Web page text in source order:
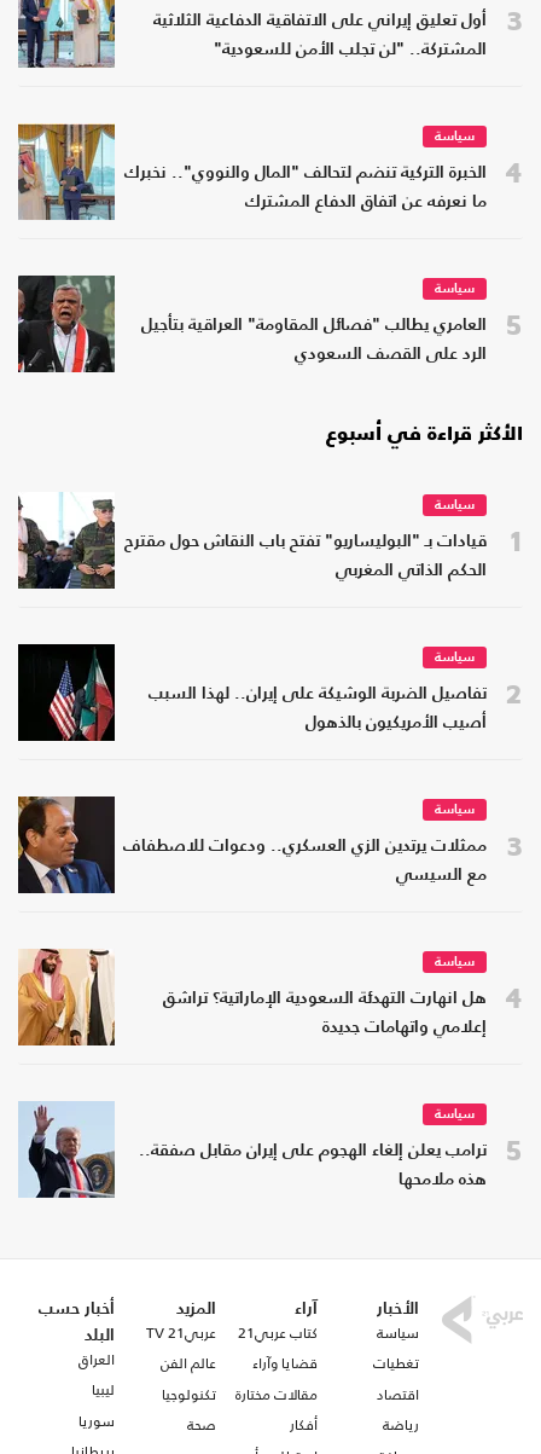
3
أول تعليق إيراني على الاتفاقية الدفاعية الثلاثية
المشتركة.. "لن تجلب الأمن للسعودية"
4
سياسة
الخبرة التركية تنضم لتحالف "المال والنووي".. نخبرك
ما نعرفه عن اتفاق الدفاع المشترك
5
سياسة
العامري يطالب "فصائل المقاومة" العراقية بتأجيل
الرد على القصف السعودي
الأكثر قراءة في أسبوع
1
سياسة
قيادات بـ "البوليساريو" تفتح باب النقاش حول مقترح
الحكم الذاتي المغربي
2
سياسة
تفاصيل الضربة الوشيكة على إيران.. لهذا السبب
أصيب الأمريكيون بالذهول
3
سياسة
ممثلات يرتدين الزي العسكري.. ودعوات للاصطفاف
مع السيسي
4
سياسة
هل انهارت التهدئة السعودية الإماراتية؟ تراشق
إعلامي واتهامات جديدة
5
سياسة
ترامب يعلن إلغاء الهجوم على إيران مقابل صفقة..
هذه ملامحها
الأخبار
سياسة
تغطيات
اقتصاد
رياضة
آراء
كتاب عربي21
قضايا وآراء
مقالات مختارة
أفكار
المزيد
عربي21 TV
عالم الفن
تكنولوجيا
صحة
أخبار حسب
البلد
العراق
ليبيا
سوريا